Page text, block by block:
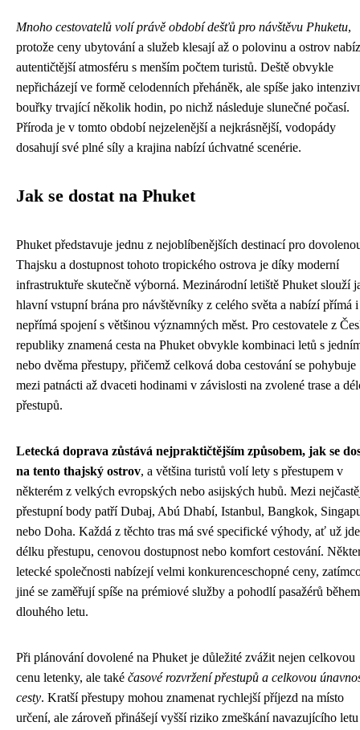
Mnoho cestovatelů volí právě období dešťů pro návštěvu Phuketu,
protože ceny ubytování a služeb klesají až o polovinu a ostrov
autentičtější atmosféru s menším počtem turistů. Deště obvykle
nepřicházejí ve formě celodenních přeháněk, ale spíše jako
bouřky trvající několik hodin, po nichž následuje slunečné počasí.
Příroda je v tomto období nejzelenější a nejkrásnější, vodopády
dosahují své plné síly a krajina nabízí úchvatné scenérie.
Jak se dostat na Phuket
Phuket představuje jednu z nejoblíbenějších destinací pro
Thajsku a dostupnost tohoto tropického ostrova je díky moderní
infrastruktuře skutečně výborná. Mezinárodní letiště Phuket slouží
hlavní vstupní brána pro návštěvníky z celého světa a nabízí přímá i
nepřímá spojení s většinou významných měst. Pro cestovatele z
republiky znamená cesta na Phuket obvykle kombinaci letů s
nebo dvěma přestupy, přičemž celková doba cestování se pohybuje
mezi patnácti až dvaceti hodinami v závislosti na zvolené trase a
přestupů.
Letecká doprava zůstává nejpraktičtějším způsobem, jak se
na tento thajský ostrov, a většina turistů volí lety s přestupem v
některém z velkých evropských nebo asijských hubů. Mezi
přestupní body patří Dubaj, Abú Dhabí, Istanbul, Bangkok,
nebo Doha. Každá z těchto tras má své specifické výhody, ať už
délku přestupu, cenovou dostupnost nebo komfort cestování.
letecké společnosti nabízejí velmi konkurenceschopné ceny,
jiné se zaměřují spíše na prémiové služby a pohodlí pasažérů během
dlouhého letu.
Při plánování dovolené na Phuket je důležité zvážit nejen celkovou
cenu letenky, ale také časové rozvržení přestupů a celkovou
cesty. Kratší přestupy mohou znamenat rychlejší příjezd na místo
určení, ale zároveň přinášejí vyšší riziko zmeškání navazujícího